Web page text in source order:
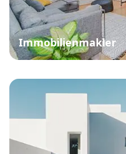
Immobilienmakler